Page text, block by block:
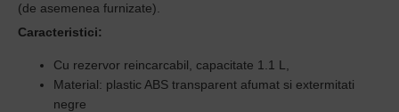
(de asemenea furnizate).
Caracteristici:
Cu rezervor reincarcabil, capacitate 1.1 L,
Material: plastic ABS transparent afumat si extermitati
negre